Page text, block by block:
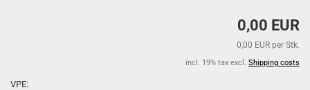
0,00 EUR
0,00 EUR per Stk.
incl. 19% tax excl. Shipping costs
VPE: